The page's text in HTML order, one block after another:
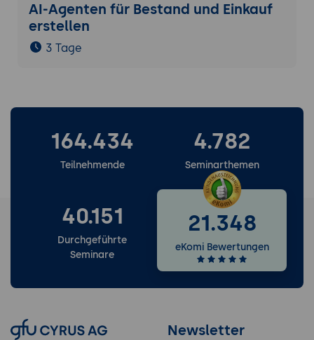
AI-Agenten für Bestand und Einkauf
erstellen
3 Tage
164.434
Teilnehmende
4.782
Seminarthemen
40.151
Durchgeführte
Seminare
21.348
eKomi Bewertungen
Newsletter